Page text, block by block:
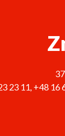
23 11, +48 16